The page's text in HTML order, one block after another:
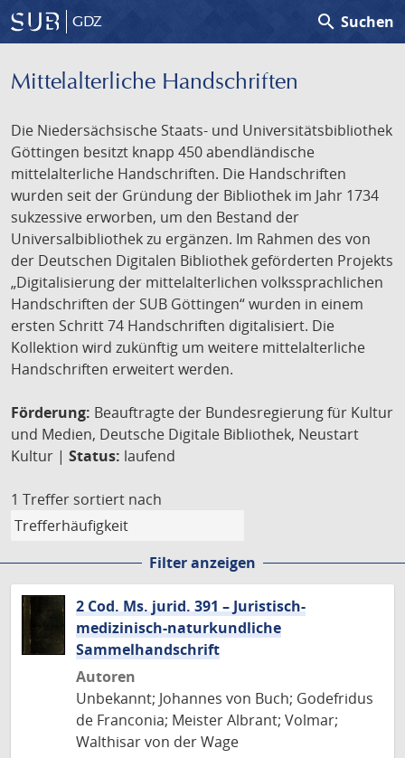
GDZ search Suchen
Mittelalterliche Handschriften
Die Niedersächsische Staats- und Universitätsbibliothek
Göttingen besitzt knapp 450 abendländische
mittelalterliche Handschriften. Die Handschriften
wurden seit der Gründung der Bibliothek im Jahr 1734
sukzessive erworben, um den Bestand der
Universalbibliothek zu ergänzen. Im Rahmen des von
der Deutschen Digitalen Bibliothek geförderten Projekts
„Digitalisierung der mittelalterlichen volkssprachlichen
Handschriften der SUB Göttingen“ wurden in einem
ersten Schritt 74 Handschriften digitalisiert. Die
Kollektion wird zukünftig um weitere mittelalterliche
Handschriften erweitert werden.
Förderung: Beauftragte der Bundesregierung für Kultur
und Medien, Deutsche Digitale Bibliothek, Neustart
Kultur | Status: laufend
1 Treffer sortiert nach
Filter anzeigen
2 Cod. Ms. jurid. 391 – Juristisch-
medizinisch-naturkundliche
Sammelhandschrift
Autoren
Unbekannt; Johannes von Buch; Godefridus
de Franconia; Meister Albrant; Volmar;
Walthisar von der Wage